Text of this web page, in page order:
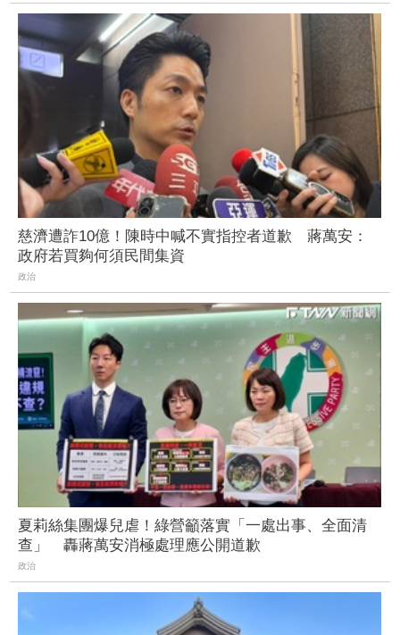
慈濟遭詐10億！陳時中喊不實指控者道歉 蔣萬安：
政府若買夠何須民間集資
政治
夏莉絲集團爆兒虐！綠營籲落實「一處出事、全面清
查」 轟蔣萬安消極處理應公開道歉
政治